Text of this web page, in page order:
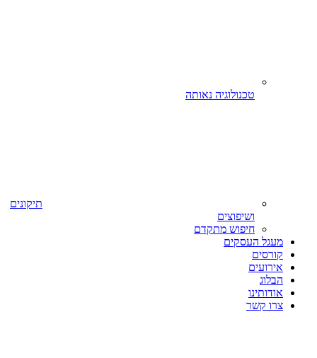
טכנולוגיה נאותה
תיקונים
ושיפוצים
חיפוש מתקדם
מעגל העסקים
קורסים
אירועים
הבלוג
אודותינו
צרו קשר